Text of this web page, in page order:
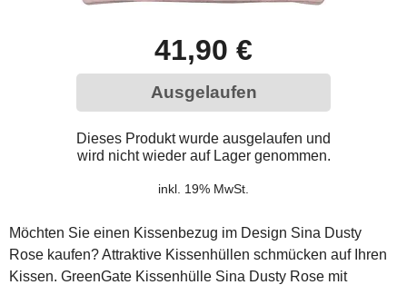
41,90 €
Ausgelaufen
Dieses Produkt wurde ausgelaufen und
wird nicht wieder auf Lager genommen.
inkl. 19% MwSt.
Möchten Sie einen Kissenbezug im Design Sina Dusty
Rose kaufen? Attraktive Kissenhüllen schmücken auf Ihren
Kissen. GreenGate Kissenhülle Sina Dusty Rose mit